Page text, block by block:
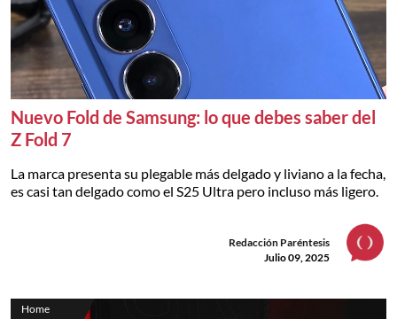
Nuevo Fold de Samsung: lo que debes saber del
Z Fold 7
La marca presenta su plegable más delgado y liviano a la fecha,
es casi tan delgado como el S25 Ultra pero incluso más ligero.
Redacción Paréntesis
Julio 09, 2025
Home